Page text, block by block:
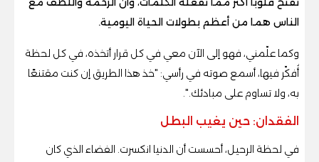
الناس هما من أعظم بطولات الحياة اليومية.
وكما علّمني، فهو إلى الآن معي في كل قرار أتخذه، في كل لحظة
أُفكّر فيها، أسمع صوته في رأسي: "خذ هذا الطريق إن كنت مقتنعًا
به، ولا تساوم على مبادئك.".
الفقدان: حين يغيب البطل
في لحظة الرحيل، أحسست أن الدنيا انكسرت. الفضاء الذي كان